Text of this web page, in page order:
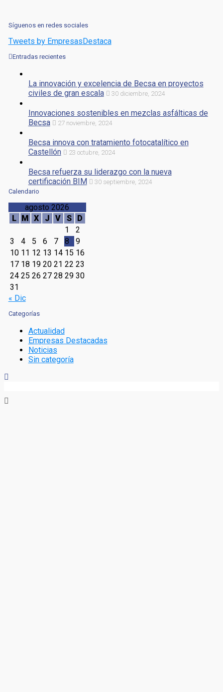
Síguenos en redes sociales
Tweets by EmpresasDestaca
Entradas recientes
La innovación y excelencia de Becsa en proyectos
civiles de gran escala
30 diciembre, 2024
Innovaciones sostenibles en mezclas asfálticas de
Becsa
27 noviembre, 2024
Becsa innova con tratamiento fotocatalítico en
Castellón
23 octubre, 2024
Becsa refuerza su liderazgo con la nueva
certificación BIM
30 septiembre, 2024
Calendario
agosto 2026
L
M X J V S
D
1
2
3
4 5 6 7 8
9
10 11 12 13 14 15 16
17 18 19 20 21 22 23
24 25 26 27 28 29 30
31
« Dic
Categorías
Actualidad
Empresas Destacadas
Noticias
Sin categoría